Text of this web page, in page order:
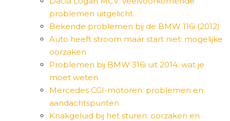
problemen uitgelicht
Bekende problemen bij de BMW 116i (2012)
Auto heeft stroom maar start niet: mogelijke
oorzaken
Problemen bij BMW 316i uit 2014: wat je
moet weten
Mercedes CGI-motoren: problemen en
aandachtspunten
Knakgeluid bij het sturen: oorzaken en